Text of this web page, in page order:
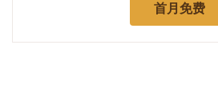
首月免费